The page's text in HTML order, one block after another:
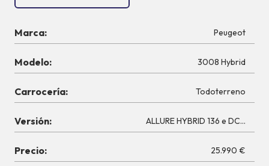
Marca: Peugeot
Modelo: 3008 Hybrid
Carrocería: Todoterreno
Versión: ALLURE HYBRID 136 e DCS6
Precio: 25.990 €